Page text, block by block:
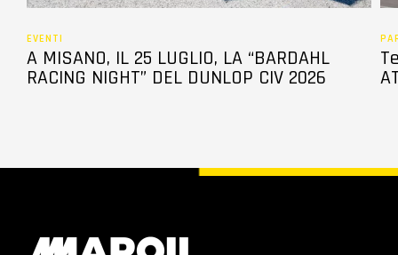
EVENTI
A MISANO, IL 25 LUGLIO, LA “BARDAHL
RACING NIGHT” DEL DUNLOP CIV 2026